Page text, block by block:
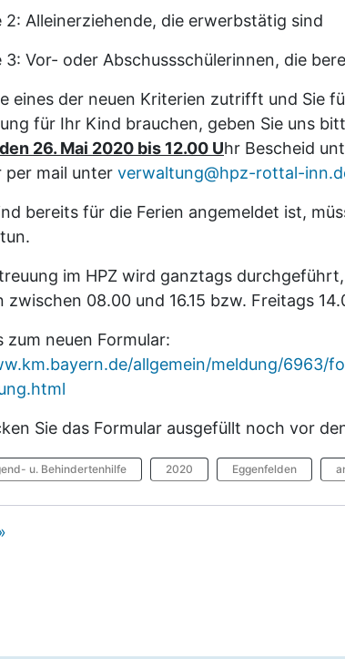
2: Alleinerziehende, die erwerbstätig sind
3: Vor- oder Abschussschülerinnen, die
eines der neuen Kriterien zutrifft und Sie
für Ihr Kind brauchen, geben Sie uns
26. Mai 2020 bis 12.00 Uhr Bescheid
per mail unter verwaltung@hpz-rottal-
bereits für die Ferien angemeldet ist,
im HPZ wird ganztags
zwischen 08.00 und 16.15 bzw. Freitags
zum neuen Formular:
allgemein/meldung/6963/
Sie das Formular ausgefüllt noch vor
u. Behindertenhilfe 2020 Eggenfelden